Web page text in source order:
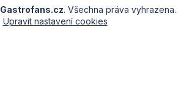
Gastrofans.cz. Všechna práva vyhrazena.
Upravit nastavení cookies